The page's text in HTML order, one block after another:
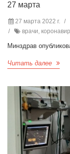
27 марта
27 марта 2022 г.
врачи,
Минздрав
Читать далее